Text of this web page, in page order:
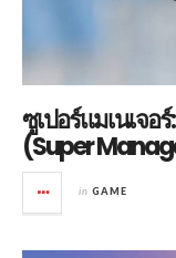
ซูเปอร์แมเนเจอ
(Super
in GAME